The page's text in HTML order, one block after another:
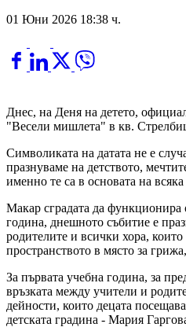
01 Юни 2026 18:38 ч.
Днес, на Деня на детето,
"Весели мишлета" в кв.
Символиката на датата не е
празнуваме на детството,
именно те са в основата на
Макар сградата да функционира
година, днешното събитие е
родителите и всички хора,
пространството в място за
За първата учебна година, за
връзката между учители и
дейности, които децата
детската градина - Мария